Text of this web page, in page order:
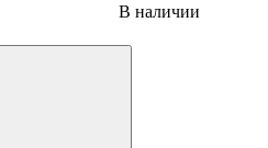
В наличии